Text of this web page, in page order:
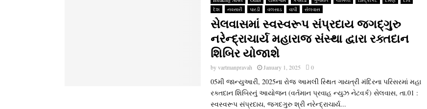
દેશ
નવસારી પારડી વલસાડ વાપી સેલવાસ
સેલવાસમાં સ્‍વસ્‍વરૂપ સંપ્રદાય જગદ્‌ગુરુ
નરેન્‍દ્રાચાર્ય મહારાજ સંસ્‍થા દ્વારા રક્‍તદાન
શિબિર યોજાશે
byvartmanpravah January 1, 2025 0
05મી જાન્‍યુઆરી, 2025ના રોજ આમલી સ્‍થિત ગાયત્રી મંદિરના પરિસરમાં મહા
રક્‍તદાન શિબિરનું આયોજન (વર્તમાન પ્રવાહ ન્‍યુઝ નેટવર્ક) સેલવાસ, તા.01 :
સ્‍વસ્‍વરૂપ સંપ્રદાય, જગદગુરુ શ્રી નરેન્‍દ્રાચાર્ય...